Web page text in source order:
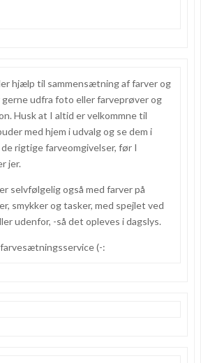
hjælp til sammensætning af farver og
gerne udfra foto eller farveprøver og
Husk at I altid er velkommne til
med hjem i udvalg og se dem i
rigtige farveomgivelser, før I
jer.
selvfølgelig også med farver på
smykker og tasker, med spejlet ved
udenfor, -så det opleves i dagslys.
(-: